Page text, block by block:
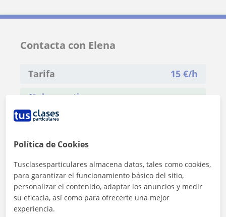
Contacta con Elena
Tarifa 15 €/h
1ª clase gratis
Política de Cookies
Tusclasesparticulares almacena datos, tales como cookies,
para garantizar el funcionamiento básico del sitio,
personalizar el contenido, adaptar los anuncios y medir
su eficacia, así como para ofrecerte una mejor
experiencia.